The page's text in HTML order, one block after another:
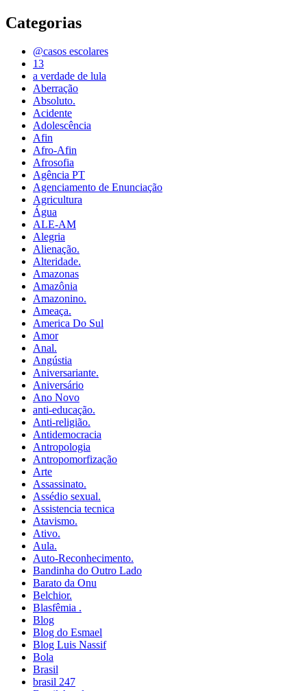
Categorias
@casos escolares
13
a verdade de lula
Aberração
Absoluto.
Acidente
Adolescência
Afin
Afro-Afin
Afrosofia
Agência PT
Agenciamento de Enunciação
Agricultura
Água
ALE-AM
Alegria
Alienação.
Alteridade.
Amazonas
Amazônia
Amazonino.
Ameaça.
America Do Sul
Amor
Anal.
Angústia
Aniversariante.
Aniversário
Ano Novo
anti-educação.
Anti-religião.
Antidemocracia
Antropologia
Antropomorfização
Arte
Assassinato.
Assédio sexual.
Assistencia tecnica
Atavismo.
Ativo.
Aula.
Auto-Reconhecimento.
Bandinha do Outro Lado
Barato da Onu
Belchior.
Blasfêmia .
Blog
Blog do Esmael
Blog Luis Nassif
Bola
Brasil
brasil 247